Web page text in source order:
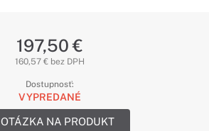
197,50 €
160,57 € bez DPH
Dostupnosť:
VYPREDANÉ
OTÁZKA NA PRODUKT